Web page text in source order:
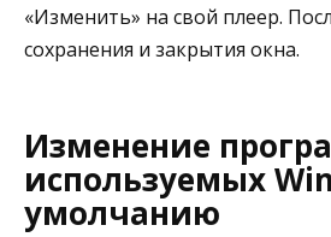
«Изменить» на свой плеер.
сохранения и закрытия окна.
Изменение
используемых
умолчанию